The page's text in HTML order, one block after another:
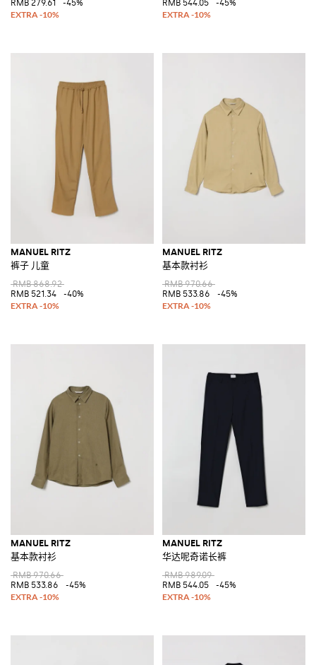
RMB 279.61
-45%
RMB 544.05
-45%
MANUEL RITZ
裤子 儿童
RMB 868.92
RMB 521.34
-40%
MANUEL RITZ
基本款衬衫
RMB 970.66
RMB 533.86
-45%
MANUEL RITZ
基本款衬衫
RMB 970.66
RMB 533.86
-45%
MANUEL RITZ
华达呢奇诺长裤
RMB 989.09
RMB 544.05
-45%